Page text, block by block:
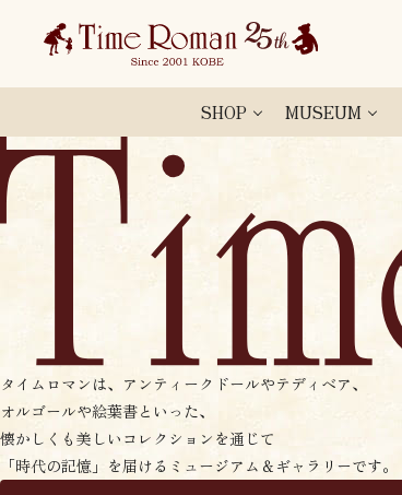
SHOP MUSEUM
タイムロマンは、アンティークドールやテディベア、
オルゴールや絵葉書といった、
懐かしくも美しいコレクションを通じて
「時代の記憶」を届けるミュージアム＆ギャラリーです。